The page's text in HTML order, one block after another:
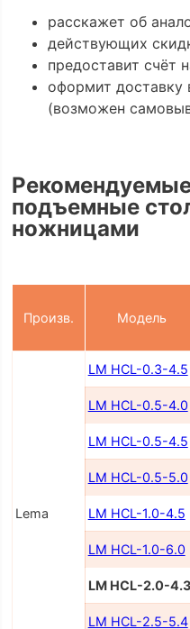
расскажет об
действующих
предоставит счёт
оформит доставку
(возможен
подъемные
ножницами
Произв. Модель
Lema
LM HCL-0.3-4.5
LM HCL-0.5-4.0
LM HCL-0.5-4.5
LM HCL-0.5-5.0
LM HCL-1.0-4.5
LM HCL-1.0-6.0
LM HCL-2.0-4.3
LM HCL-2.5-5.4